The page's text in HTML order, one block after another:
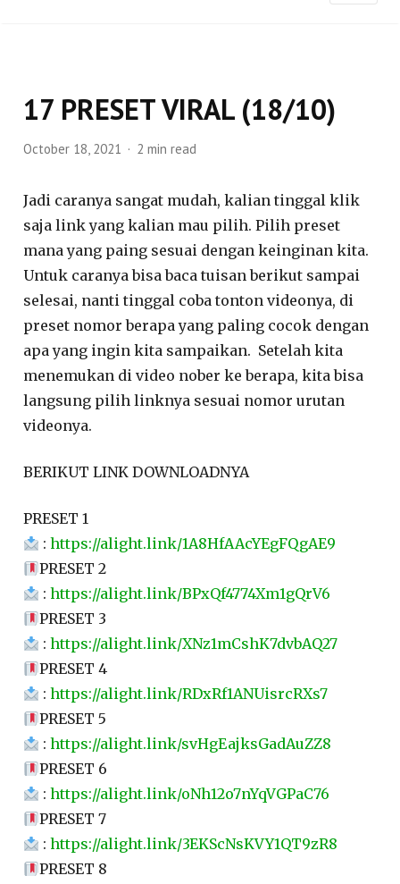
17 PRESET VIRAL (18/10)
October 18, 2021 2 min read
Jadi caranya sangat mudah, kalian tinggal klik
saja link yang kalian mau pilih. Pilih preset
mana yang paing sesuai dengan keinginan kita.
Untuk caranya bisa baca tuisan berikut sampai
selesai, nanti tinggal coba tonton videonya, di
preset nomor berapa yang paling cocok dengan
apa yang ingin kita sampaikan. Setelah kita
menemukan di video nober ke berapa, kita bisa
langsung pilih linknya sesuai nomor urutan
videonya.
BERIKUT LINK DOWNLOADNYA
PRESET 1
:https://alight.link/1A8HfAAcYEgFQgAE9
PRESET 2
:https://alight.link/BPxQf4774Xm1gQrV6
PRESET 3
:https://alight.link/XNz1mCshK7dvbAQ27
PRESET 4
:https://alight.link/RDxRf1ANUisrcRXs7
PRESET 5
:https://alight.link/svHgEajksGadAuZZ8
PRESET 6
:https://alight.link/oNh12o7nYqVGPaC76
PRESET 7
:https://alight.link/3EKScNsKVY1QT9zR8
PRESET 8